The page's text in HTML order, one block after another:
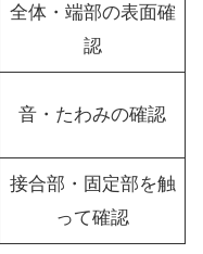
全体・端部の表面確
認
音・たわみの確認
接合部・固定部を触
って確認